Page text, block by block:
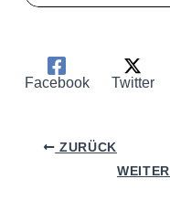
Facebook Twitter
ZURÜCK
WEITER